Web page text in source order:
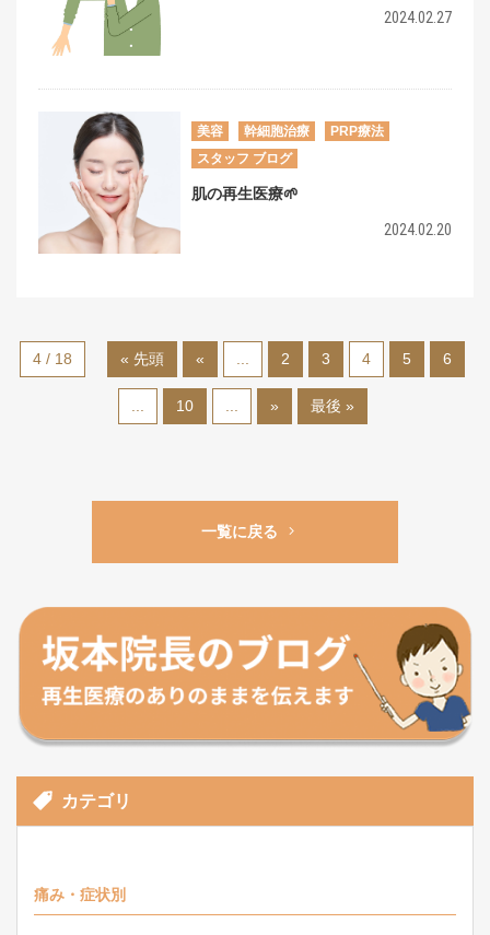
2024.02.27
美容 幹細胞治療
PRP療法
スタッフ ブログ
肌の再生医療🌱
2024.02.20
4 / 18 « 先頭 « 2 3 4 5 6
10 » 最後 »
一覧に戻る
カテゴリ
痛み・症状別